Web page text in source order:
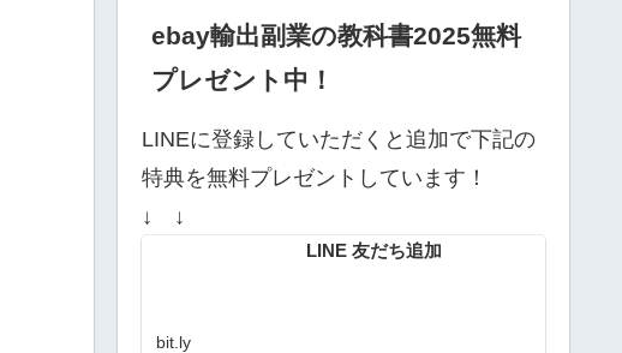
ebay輸出副業の教科書2025無料
プレゼント中！
LINEに登録していただくと追加で下記の
特典を無料プレゼントしています！
↓ ↓
LINE 友だち追加
bit.ly